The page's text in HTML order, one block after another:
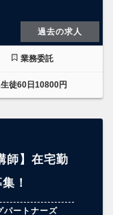
過去の求人
業務委託
徒60日10800円
師】在宅勤
！
パートナーズ